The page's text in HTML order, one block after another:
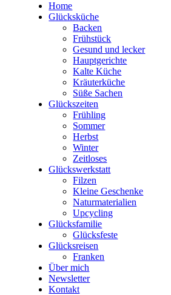
Home
Glücksküche
Backen
Frühstück
Gesund und lecker
Hauptgerichte
Kalte Küche
Kräuterküche
Süße Sachen
Glückszeiten
Frühling
Sommer
Herbst
Winter
Zeitloses
Glückswerkstatt
Filzen
Kleine Geschenke
Naturmaterialien
Upcycling
Glücksfamilie
Glücksfeste
Glücksreisen
Franken
Über mich
Newsletter
Kontakt